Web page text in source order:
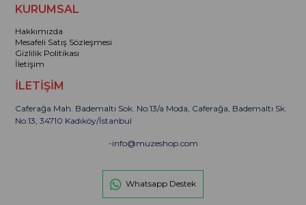
KURUMSAL
Hakkımızda
Mesafeli Satış Sözleşmesi
Gizlilik Politikası
İletişim
İLETİŞİM
Caferağa Mah. Bademaltı Sok. No:13/a Moda, Caferağa, Bademaltı Sk.
No:13, 34710 Kadıköy/İstanbul
-info@muzeshop.com
Whatsapp Destek